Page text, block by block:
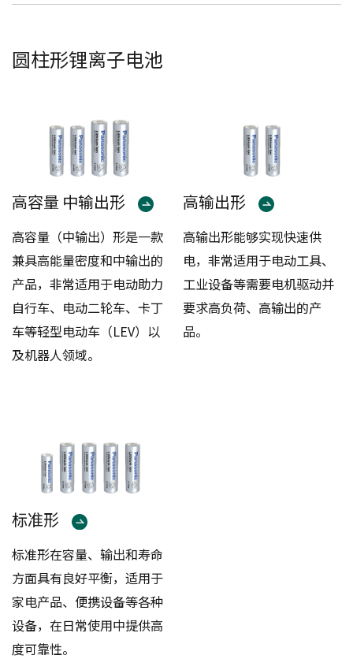
圆柱形锂离子电池
高容量 中输出形
高容量（中输出）形是一款
兼具高能量密度和中输出的
产品，非常适用于电动助力
自行车、电动二轮车、卡丁
车等轻型电动车（LEV）以
及机器人领域。
高输出形
高输出形能够实现快速供
电，非常适用于电动工具、
工业设备等需要电机驱动并
要求高负荷、高输出的产
品。
标准形
标准形在容量、输出和寿命
方面具有良好平衡，适用于
家电产品、便携设备等各种
设备，在日常使用中提供高
度可靠性。